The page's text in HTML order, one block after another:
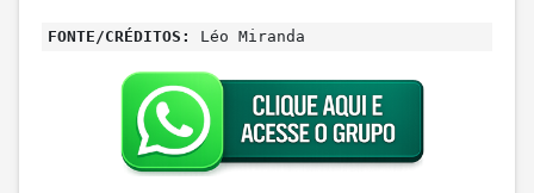
FONTE/CRÉDITOS: Léo Miranda